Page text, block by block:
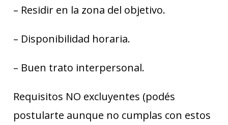
– Residir en la zona del objetivo.
– Disponibilidad horaria.
– Buen trato interpersonal.
Requisitos NO excluyentes (podés
postularte aunque no cumplas con estos